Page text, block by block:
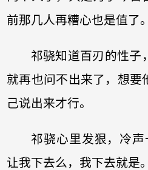
前那几人再糟心也是值了。
祁骁知道百刃的性子
就再也问不出来了，想要
己说出来才行。
祁骁心里发狠，冷
让我下去么，我下去就是